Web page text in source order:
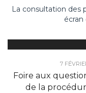
La consultation des
écran
7
Foire aux
de la